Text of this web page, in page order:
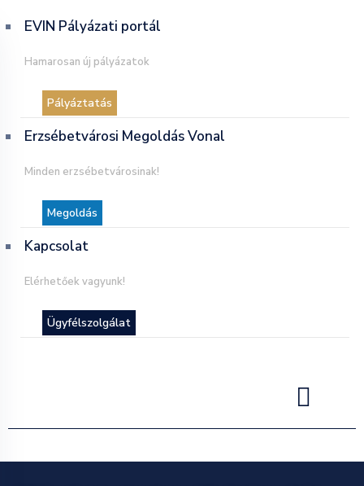
EVIN Pályázati portál
Hamarosan új pályázatok
Pályáztatás
Erzsébetvárosi Megoldás Vonal
Minden erzsébetvárosinak!
Megoldás
Kapcsolat
Elérhetőek vagyunk!
Ügyfélszolgálat